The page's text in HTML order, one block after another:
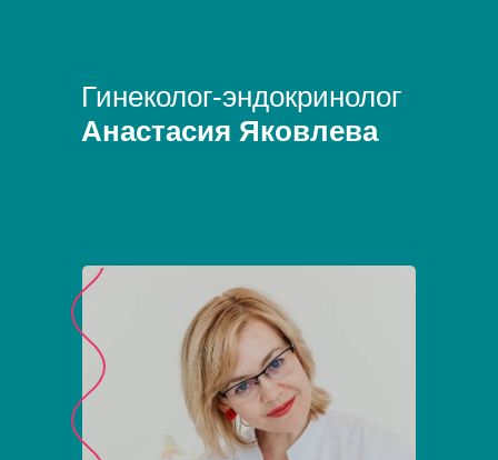
Гинеколог-эндокринолог
Анастасия Яковлева